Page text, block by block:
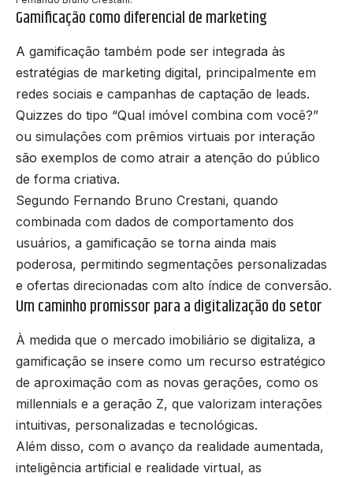
Gamificação como diferencial de marketing
A gamificação também pode ser integrada às
estratégias de marketing digital, principalmente em
redes sociais e campanhas de captação de leads.
Quizzes do tipo “Qual imóvel combina com você?”
ou simulações com prêmios virtuais por interação
são exemplos de como atrair a atenção do público
de forma criativa.
Segundo Fernando Bruno Crestani, quando
combinada com dados de comportamento dos
usuários, a gamificação se torna ainda mais
poderosa, permitindo segmentações personalizadas
e ofertas direcionadas com alto índice de conversão.
Um caminho promissor para a digitalização do setor
À medida que o mercado imobiliário se digitaliza, a
gamificação se insere como um recurso estratégico
de aproximação com as novas gerações, como os
millennials e a geração Z, que valorizam interações
intuitivas, personalizadas e tecnológicas.
Além disso, com o avanço da realidade aumentada,
inteligência artificial e realidade virtual, as